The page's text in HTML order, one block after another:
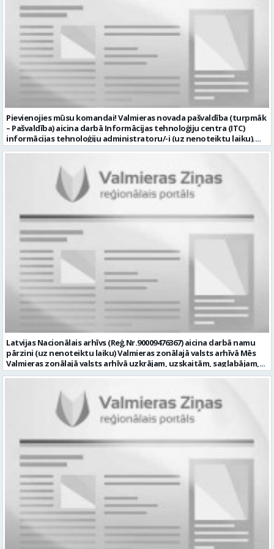
Pievienojies mūsu komandai! Valmieras novada pašvaldība (turpmāk
– Pašvaldība) aicina darbā Informācijas tehnoloģiju centra (ITC)
informācijas tehnoloģiju administratoru/-i (uz nenoteiktu laiku).
Darba vieta: Rūjienas un Naukšēnu apvienību teritorijās Ja Tev ir
(turpmāk – IKT) saistīto problēmu pieteikumu pārvaldību un
operatīvu risināšanu; nodrošināt datortehnikas lietotāju atbalstu
un ar to saistīto problēmsituāciju risināšanu; uzstādīt, konfigurēt,
diagnosticēt un modernizēt Pašvaldības iestāžu datortehniku,
datortīklus un programmatūru, novērst kļūmes to darbībā;
kontrolēt ārējo pakalpojumu sniedzēju darbu izpildi Pašvaldības
iestādēs infrastruktūras uzturēšanā; sagatavot priekšlikumus par
IKT nomaiņu un efektīvāku izmantošanu; un ja Tev ir: vismaz vidējā
profesionālā izglītība informācijas tehnoloģiju jomā; darba
pieredze (ar informācijas tehnoloģijām saistītā jomā); izpratne par
datortehnikas un biroja tehnikas uzbūvi un problēmu risināšanas
secību; izpratne par datortīkla uzbūvi, tīkla iekārtu darbības
principiem; valsts valodas prasmes atbilstoši Valsts valodas likuma
prasībām; kompetences: ļoti labas organizatoriskās un saskarsmes
spējas, argumentācijas prasme; prasme patstāvīgi pieņemt
lēmumus; analītiskās spējas; augsta atbildības sajūta; precizitāte;
spēja strādāt individuāli un komandā; pašiniciatīva un spēja meklēt
un piedāvāt jaunus risinājumus; mēs piedāvājam: dinamisku,
interesantu un atbildīgu darbu un ideju īstenošanas iespējas uz
attīstību vērstā Pašvaldībā; pamatalgu pārbaudes laikā 1258,- EUR
pirms nodokļu nomaksas, pēc pārbaudes laika 1310,- EUR pirms
nodokļu nomaksas; iespēju saņemt atvaļinājuma pabalstu darba un
dzīves līdzsvaram par labu darba sniegumu; darba devēja
līdzfinansētu veselības apdrošināšanu pēc pārbaudes laika beigām,
kā arī citas sociālās garantijas/labumus atbilstoši darba rezultātam
un normatīvajos aktos noteiktajam; profesionālās pilnveidošanās
un izaugsmes iespējas zinošu un atsaucīgu kolēģu komandā. CV,
motivācijas vēstuli (līdz vienai A4 lapai datorrakstā Arial fontā, ar
burtu lielumu “11”) un izglītības dokumenta kopiju, lūdzam iesniegt
elektroniski, nosūtot uz personals@valmierasnovads.lv vai
personīgi Pašvaldības Dokumentu pārvaldības un klientu
apkalpošanas centrā, adrese: Lāčplēša ielā 2, Valmierā, Valmieras
novadā ar norādi „Informācijas tehnoloģiju centra Informācijas
tehnoloģiju administratora/-es amatam” līdz 2026.gada
23.augustam. Tālrunis papildu informācijai: 64292237. Profesija:
INFORMĀCIJAS TEHNOLOĢIJU ADMINISTRATORS Darba vietas adrese:
LATVIJA, Raiņa iela 3, Rūjiena, Valmieras nov. Darbības joma:
Latvijas Nacionālais arhīvs (Reģ.Nr.90009476367) aicina darbā namu
pārzini (uz nenoteiktu laiku) Valmieras zonālajā valsts arhīvā Mēs
Valmieras zonālajā valsts arhīvā uzkrājam, uzskaitām, saglabājam,
darām pieejamu un popularizējam nacionālo dokumentāro
Valkas, Smiltenes un Limbažu novadi. Aicinām savai komandai
pievienoties čaklu, rūpīgu un atbildīgu kolēģi namu pārziņa amatā,
kurš rūpētos par mūsu darba vietu Valmierā, Cempu ielā 13. Piesakies
un pievienojies mūsu kolektīvam! Mums ir svarīgi, lai Tev ir: • vismaz
vidējā vai vidējā profesionālā izglītība; • profesionāla pieredze
saimniecisko darbu veikšanā, vēlams ēku vai namu
apsaimniekošanas jomā; • labas iemaņas darbā ar datoru (MS Office,
tīmekļa pārlūkprogrammās, e pasts); • valsts valodas prasmes
vismaz B2 līmenī; • prasme plānot un organizēt savu darbu,
patstāvīgi risināt ar darba pienākumiem saistītus jautājumus, kā arī
augsta atbildības izjūta un labas sadarbības prasmes; • B
kategorijas autovadītāja apliecība, iespēja darba vajadzībām
izmantot personīgo automašīnu; • par priekšrocību uzskatīsim
apgūtas ugunsdrošības apmācības vismaz 20 stundu apjomā. Mēs
Tev uzticēsim: • nodrošināt arhīva ēkas apsaimniekošanu; •